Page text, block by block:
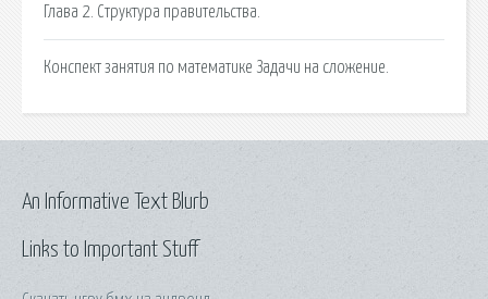
Глава 2. Структура правительства.
Конспект занятия по математике Задачи на сложение.
Links to Important Stuff
An Informative Text Blurb